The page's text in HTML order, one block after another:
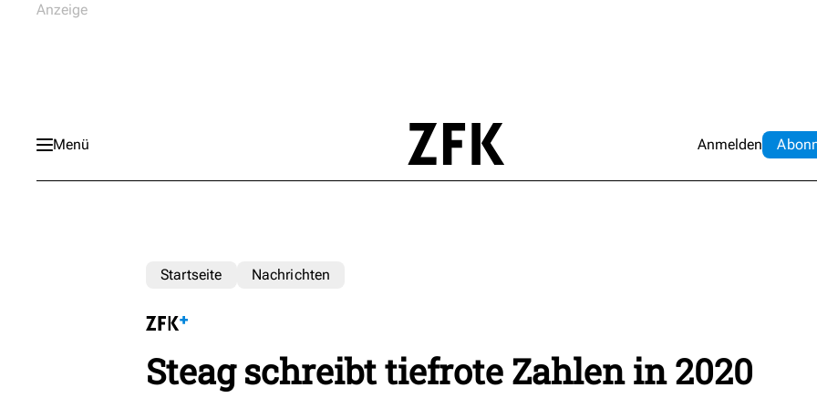
Menü Anmelden Abo
Startseite Nachrichten
Steag schreibt tiefrote Zahlen in 2020